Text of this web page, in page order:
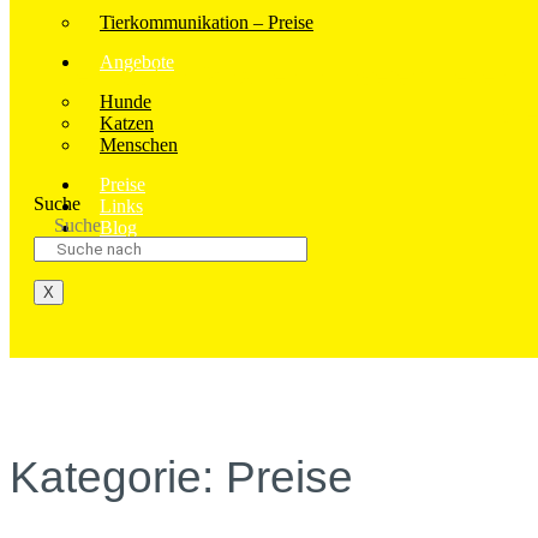
Tierkommunikation – Preise
Angebote
Hunde
Katzen
Menschen
Preise
Links
Blog
Login
X
Die meisten Schatten in unserem Leben
Suche
Suche
Kategorie: Preise